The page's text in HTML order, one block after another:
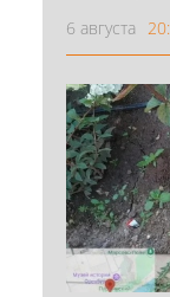
6 августа